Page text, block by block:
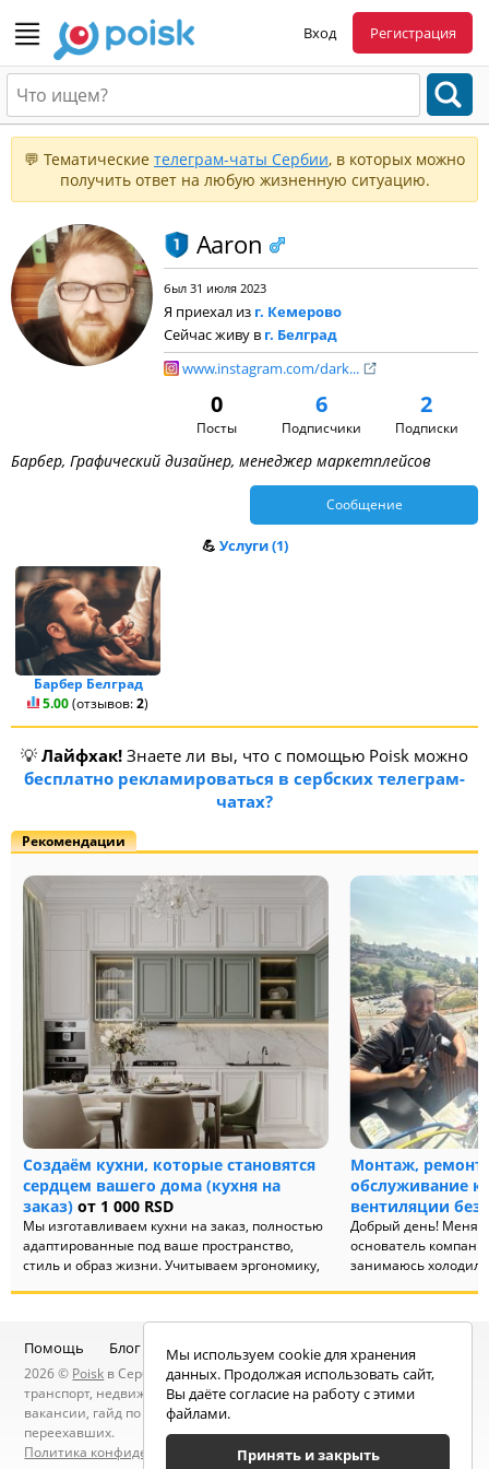
Вход Регистрация
💬 Тематические телеграм-чаты Сербии, в которых можно
получить ответ на любую жизненную ситуацию.
Aaron
был 31 июля 2023
Я приехал из г. Кемерово
Сейчас живу в г. Белград
www.instagram.com/dark...
0
Посты
6
Подписчики
2
Подписки
Барбер, Графический дизайнер, менеджер маркетплейсов
Сообщение
💪 Услуги (1)
Барбер Белград
5.00(отзывов:2)
💡 Лайфхак! Знаете ли вы, что с помощью Poisk можно
бесплатно рекламироваться в сербских телеграм-
чатах?
Рекомендации
Создаём кухни, которые становятся
сердцем вашего дома (кухня на
заказ)от 1 000 RSD
Мы изготавливаем кухни на заказ, полностью
адаптированные под ваше пространство,
стиль и образ жизни. Учитываем эргономику,
Монтаж, ремонт,
обслуживание
вентиляции без
Добрый день! Меня
основатель
занимаюсь
Помощь Блог Telegram-канал Чат
2026 © Poisk в Сербии — услуги специалистов, объявления:
транспорт, недвижимость, электроника, мебель, работа и
вакансии, гайд по Сербии, статьи, новости, посты людей, карта
переехавших.
Политика конфиденциальности
. Находясь на сайте вы
Мы используем cookie для хранения
данных. Продолжая использовать сайт,
Вы даёте согласие на работу с этими
файлами.
Принять и закрыть